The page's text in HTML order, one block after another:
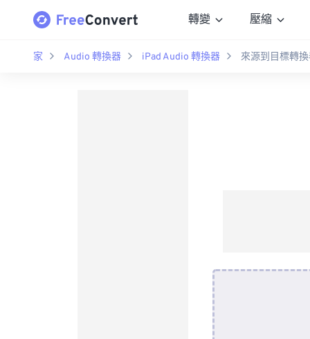
轉變 壓縮
家 Audio 轉換器 iPad Audio 轉換器 來源到目標轉